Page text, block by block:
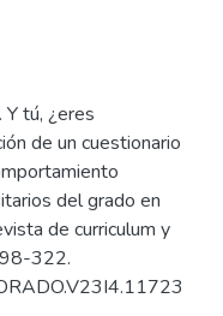
tú, ¿eres
de un cuestionario
del grado en
de curriculum y
322.